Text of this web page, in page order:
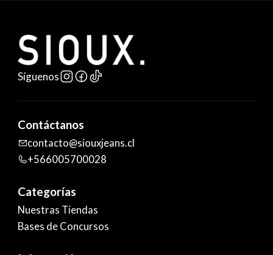
Síguenos
Contáctanos
contacto@siouxjeans.cl
+566005700028
Categorías
Nuestras Tiendas
Bases de Concursos